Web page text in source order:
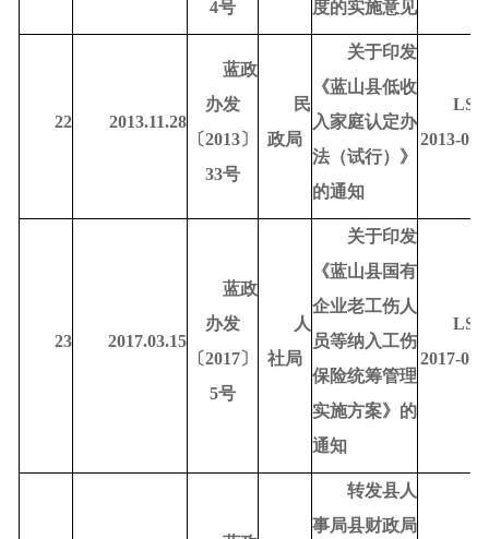
4号 度的实施意见
22 2013.11.28
蓝政
办发
〔2013〕
33号
民
政局
关于印发
《蓝山县低收
入家庭认定办
法（试行）》
的通知
2013-
23 2017.03.15
蓝政
办发
〔2017〕
5号
人
社局
关于印发
《蓝山县国有
企业老工伤人
员等纳入工伤
保险统筹管理
实施方案》的
通知
2017-
转发县人
事局县财政局